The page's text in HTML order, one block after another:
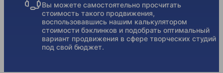
Вы можете самостоятельно просчитать
стоимость такого продвижения,
воспользовавшись нашим калькулятором
стоимости бэклинков и подобрать оптимальный
вариант продвижения в сфере творческих студий
под свой бюджет.